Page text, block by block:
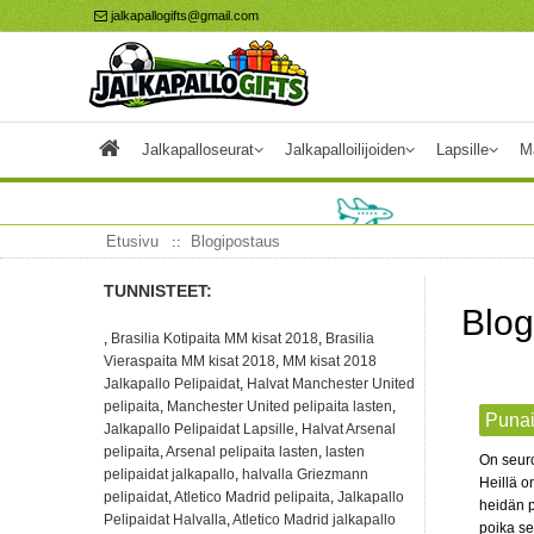
jalkapallogifts@gmail.com
Jalkapalloseurat Jalkapalloilijoiden Lapsille
Etusivu Blogipostaus
TUNNISTEET:
, Brasilia Kotipaita MM kisat 2018, Brasilia
Vieraspaita MM kisat 2018, MM kisat 2018
Jalkapallo Pelipaidat, Halvat Manchester United
pelipaita, Manchester United pelipaita lasten,
Jalkapallo Pelipaidat Lapsille, Halvat Arsenal
pelipaita,Arsenal pelipaita lasten, lasten
pelipaidat jalkapallo, halvalla Griezmann
pelipaidat,Atletico Madrid pelipaita, Jalkapallo
Pelipaidat Halvalla,Atletico Madrid jalkapallo
On
Heillä
heidän
poika